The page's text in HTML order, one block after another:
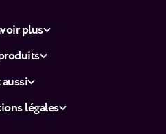
plus
légales